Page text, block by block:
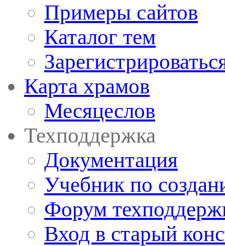
Примеры сайтов
Каталог тем
Карта храмов
Месяцеслов
Техподдержка
Документация
Учебник по
Форум
Вход в старый